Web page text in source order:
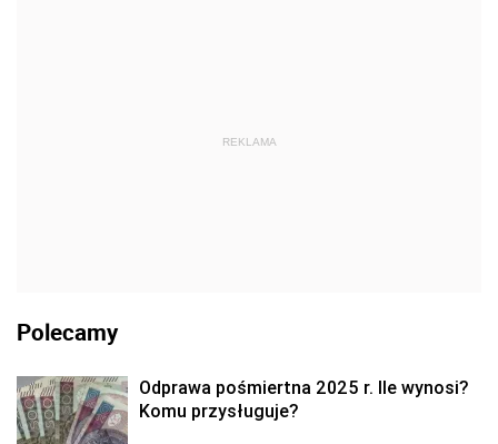
REKLAMA
Polecamy
Odprawa pośmiertna 2025 r. Ile wynosi?
Komu przysługuje?